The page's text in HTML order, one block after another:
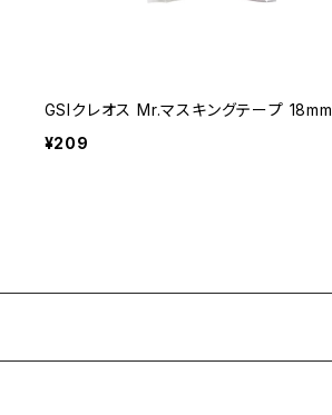
GSIクレオス Mr.マスキングテープ 18mm
¥209